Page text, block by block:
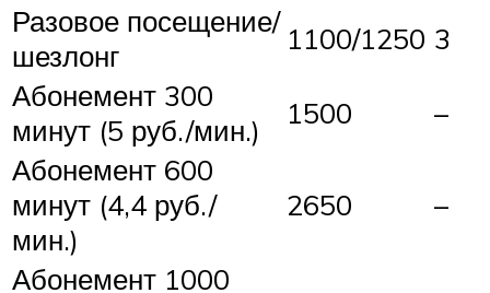
Разовое посещение/
шезлонг
1100/1250 3
Абонемент 300
минут (5 руб./мин.)
1500
–
Абонемент 600
минут (4,4 руб./
мин.)
2650 –
Абонемент 1000